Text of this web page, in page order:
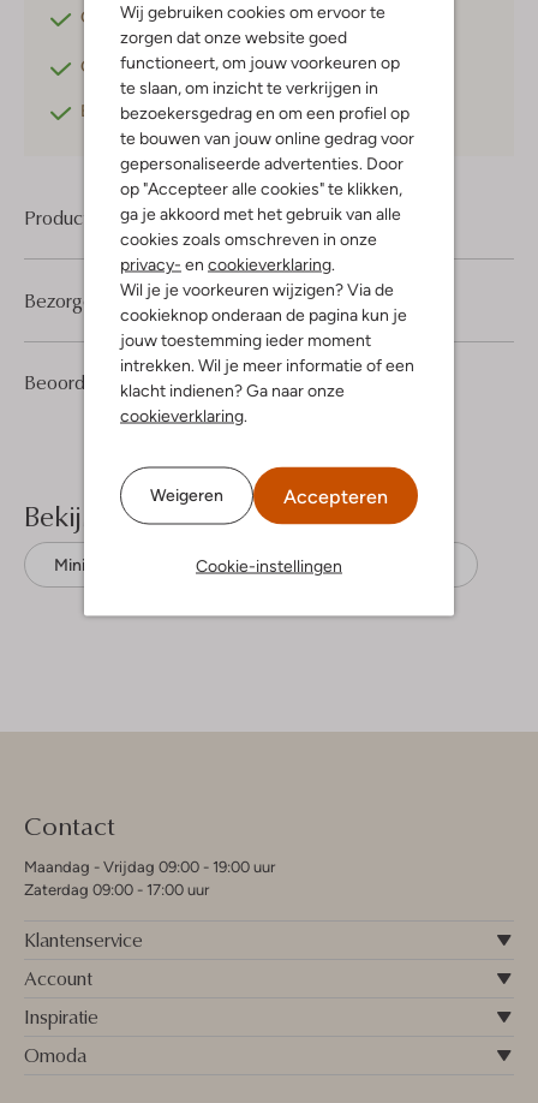
Wij gebruiken cookies om ervoor te
zorgen dat onze website goed
functioneert, om jouw voorkeuren op
te slaan, om inzicht te verkrijgen in
bezoekersgedrag en om een profiel op
te bouwen van jouw online gedrag voor
gepersonaliseerde advertenties. Door
op "Accepteer alle cookies" te klikken,
ga je akkoord met het gebruik van alle
cookies zoals omschreven in onze
privacy- en cookieverklaring
Wil je je voorkeuren wijzigen? Via de
cookieknop onderaan de pagina kun je
jouw toestemming ieder moment
intrekken. Wil je meer informatie of een
klacht indienen? Ga naar onze
cookieverklaring
Weigeren Accepteren
Cookie-instellingen
Gratis verzendingvanaf €75,-
Gratis retournerenbinnen 30 dagen*
Betaal achterafmet Klarna
Product informatie
Beoordelingen (1) 5
1
5
Sterren
Bezorgen & retourneren
Bekijk meer
Mini jurken Another Label
Contact
Maandag - Vrijdag 09:00 - 19:00 uur
Zaterdag 09:00 - 17:00 uur
Klantenservice
Account
Inspiratie
Omoda